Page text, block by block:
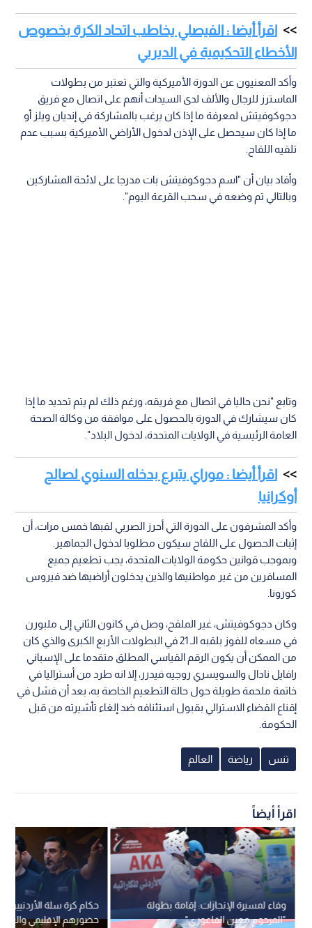
اقرأ أيضا : الفيصلي يخاطب اتحاد الكرة بخصوص
الأخطاء التحكيمية في الديربي
وأكد المعنيون عن الدورة الأميركية والتي تعتبر من بطولات
الماسترز للرجال والألف لدى السيدات أنهم على اتصال مع فريق
دجوكوفيتش لمعرفة ما إذا كان يرغب بالمشاركة في إنديان ويلز أو
ما إذا كان سيحصل على الإذن لدخول الأراضي الأميركية بسبب عدم
تلقيه اللقاح.
وأفاد بيان أن "اسم دجوكوفيتش بات مدرجا على لائحة المشاركين
وبالتالي تم وضعه في سحب القرعة اليوم".
وتابع "نحن حاليا في اتصال مع فريقه، ورغم ذلك لم يتم تحديد ما إذا
كان سيشارك في الدورة بالحصول على موافقة من وكالة الصحة
العامة الرئيسية في الولايات المتحدة، لدخول البلاد".
اقرأ أيضا : موراي يتبرع بدخله السنوي لصالح
أوكرانيا
وأكد المشرفون على الدورة التي أحرز الصربي لقبها خمس مرات، أن
إثبات الحصول على اللقاح سيكون مطلوبا لدخول الجماهير.
وبموجب قوانين حكومة الولايات المتحدة، يجب تطعيم جميع
المسافرين من غير مواطنيها والذين يدخلون أراضيها ضد فيروس
كورونا.
وكان دجوكوفيتش، غير الملقح، وصل في كانون الثاني إلى ملبورن
في مسعاه للفوز بلقبه الـ 21 في البطولات الأربع الكبرى والذي كان
من الممكن أن يكون الرقم القياسي المطلق متقدما على الإسباني
رافايل نادال والسويسري روجيه فيدرر، إلا انه طرد من أستراليا في
خاتمة ملحمة طويلة حول حالة التطعيم الخاصة به، بعد أن فشل في
إقناع القضاء الاسترالي بقبول استئنافه ضد إلغاء تأشيرته من قبل
الحكومة.
تنس رياضة العالم
اقرأ أيضاً
حكام كرة سلة الأردنيين
حضورهم الإقليمي
وفاء لمسيرة الإنجازات: إقامة بطولة
"المرحوم معين الفاعوري"